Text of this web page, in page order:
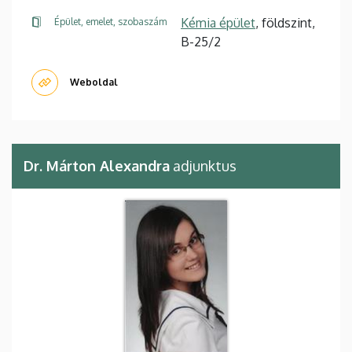
Épület, emelet, szobaszám Kémia épület, földszint,
B-25/2
Weboldal
Dr. Márton Alexandra adjunktus